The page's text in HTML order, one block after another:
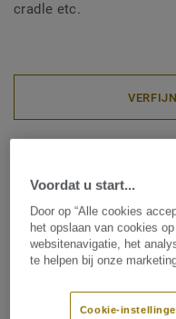
cradle etc.
Voordat u start...
Door op “Alle cookies
het opslaan van cookies
websitenavigatie, het
te helpen bij onze
Cookie-